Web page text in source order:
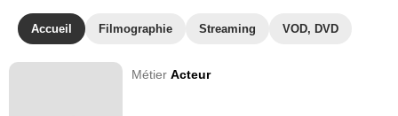
Accueil Filmographie Streaming VOD, DVD
MétierActeur